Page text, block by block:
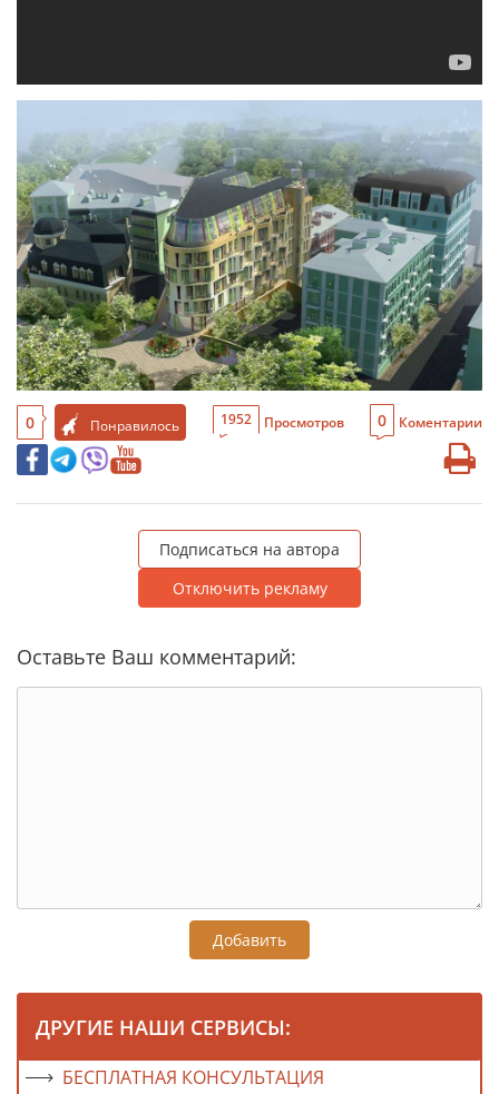
0 Понравилось 1952 Просмотров 0 Коментарии
Подписаться на автора
Отключить рекламу
Оставьте Ваш комментарий:
Добавить
ДРУГИЕ НАШИ СЕРВИСЫ:
БЕСПЛАТНАЯ КОНСУЛЬТАЦИЯ